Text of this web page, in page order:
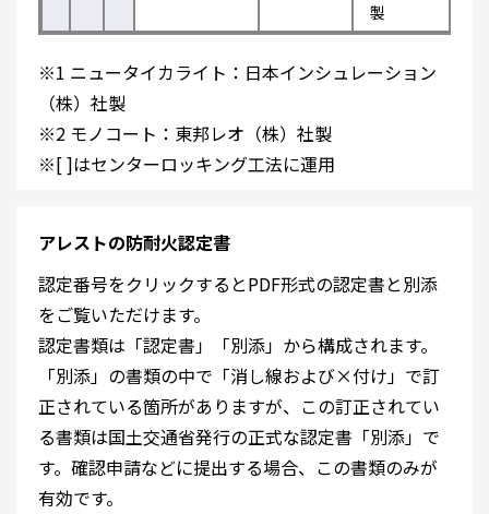
製
※1 ニュータイカライト：日本インシュレーション
（株）社製
※2 モノコート：東邦レオ（株）社製
※[ ]はセンターロッキング工法に運用
アレストの防耐火認定書
認定番号をクリックするとPDF形式の認定書と別添
をご覧いただけます。
認定書類は「認定書」「別添」から構成されます。
「別添」の書類の中で「消し線および×付け」で訂
正されている箇所がありますが、この訂正されてい
る書類は国土交通省発行の正式な認定書「別添」で
す。確認申請などに提出する場合、この書類のみが
有効です。